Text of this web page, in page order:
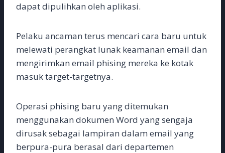
dapat dipulihkan oleh aplikasi.
Pelaku ancaman terus mencari cara baru untuk
melewati perangkat lunak keamanan email dan
mengirimkan email phising mereka ke kotak
masuk target-targetnya.
Operasi phising baru yang ditemukan
menggunakan dokumen Word yang sengaja
dirusak sebagai lampiran dalam email yang
berpura-pura berasal dari departemen